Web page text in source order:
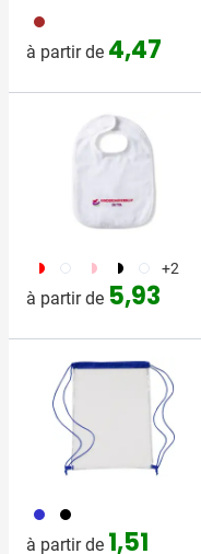
011
à partir de 4,47
188 002 189 169 974 +2
à partir de 5,93
023 001
à partir de 1,51